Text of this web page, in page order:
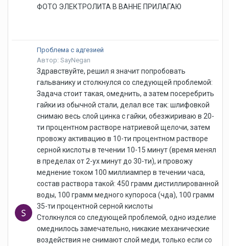
ФОТО ЭЛЕКТРОЛИТА В ВАННЕ ПРИЛАГАЮ
Проблема с адгезией
Автор: SayNegan
Здравствуйте, решил я значит попробовать
гальванику и столкнулся со следующей проблемой:
Задача стоит такая, омеднить, а затем посеребрить
гайки из обычной стали, делал все так: шлифовкой
снимаю весь слой цинка с гайки, обезжириваю в 20-
ти процентном растворе натриевой щелочи, затем
провожу активацию в 10-ти процентном растворе
серной кислоты в течении 10-15 минут (время менял
в пределах от 2-ух минут до 30-ти), и провожу
меднение током 100 миллиампер в течении часа,
состав раствора такой: 450 грамм дистиллированной
воды, 100 грамм медного купороса (чда), 100 грамм
35-ти процентной серной кислоты
Столкнулся со следующей проблемой, одно изделие
омеднилось замечательно, никакие механические
воздействия не снимают слой меди, только если со